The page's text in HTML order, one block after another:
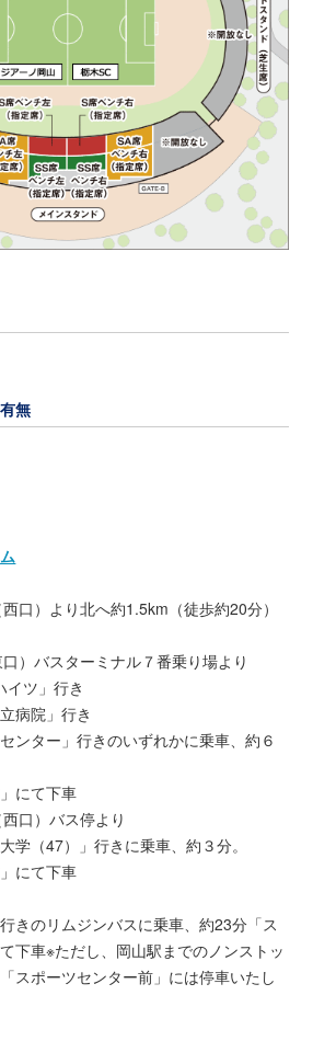
無
口）より北へ約1.5km（徒歩約20分）
）バスターミナル７番乗り場より
イツ」行き
病院」行き
ンター」行きのいずれかに乗車、約６
にて下車
口）バス停より
学（47）」行きに乗車、約３分。
にて下車
きのリムジンバスに乗車、約23分「ス
下車※ただし、岡山駅までのノンストッ
スポーツセンター前」には停車いたし